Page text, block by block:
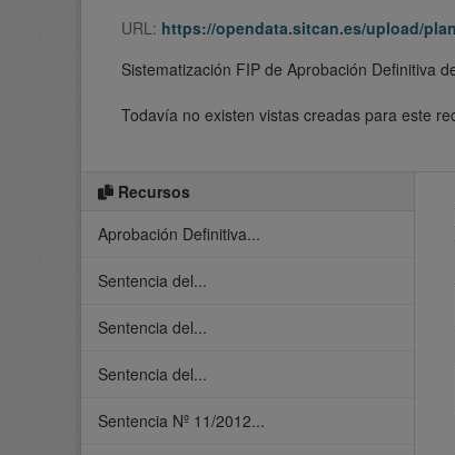
URL: https://opendata.sitcan.es/upload/
Sistematización FIP de Aprobación Definitiva
Todavía no existen vistas creadas para este
Recursos
Aprobación Definitiva...
Sentencia del...
Sentencia del...
Sentencia del...
Sentencia Nº 11/2012...